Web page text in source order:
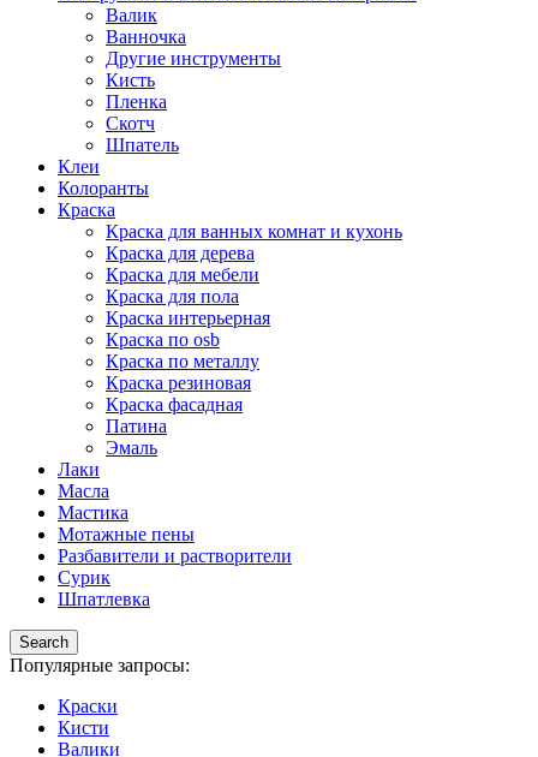
Валик
Ванночка
Другие инструменты
Кисть
Пленка
Скотч
Шпатель
Клеи
Колоранты
Краска
Краска для ванных комнат и кухонь
Краска для дерева
Краска для мебели
Краска для пола
Краска интерьерная
Краска по osb
Краска по металлу
Краска резиновая
Краска фасадная
Патина
Эмаль
Лаки
Масла
Мастика
Мотажные пены
Разбавители и растворители
Сурик
Шпатлевка
Search
Популярные запросы:
Краски
Кисти
Валики